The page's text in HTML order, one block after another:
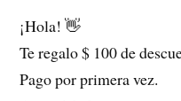
¡Hola! 👋
Te regalo $ 100 de
Pago por primera vez.